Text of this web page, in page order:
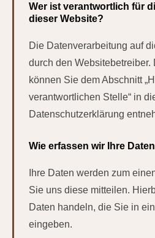
Wer ist verantwortlich für
dieser Website?
Die Datenverarbeitung auf
durch den Websitebetreiber.
können Sie dem Abschnitt
verantwortlichen Stelle“ in
Datenschutzerklärung
Wie erfassen wir Ihre
Ihre Daten werden zum
Sie uns diese mitteilen.
Daten handeln, die Sie in
eingeben.